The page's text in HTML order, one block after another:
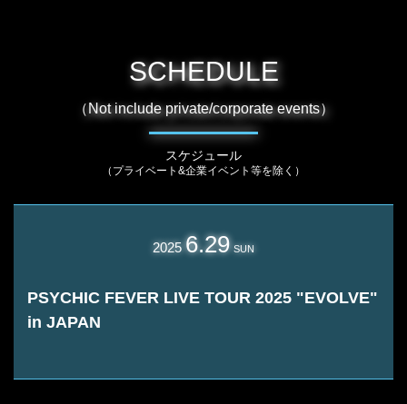
SCHEDULE
（Not include private/corporate events）
スケジュール
（プライベート&企業イベント等を除く）
2025 6.29 SUN
PSYCHIC FEVER LIVE TOUR 2025 "EVOLVE"
in JAPAN